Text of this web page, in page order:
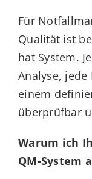
Für
Qualität ist
hat System.
Analyse,
einem
überprüfbar
Warum ich
QM-System